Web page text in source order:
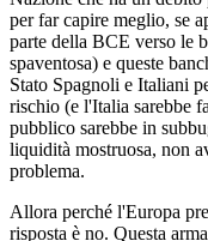
per far capire meglio, se
parte della BCE verso le
spaventosa) e queste
Stato Spagnoli e Italiani
rischio (e l'Italia sarebbe
pubblico sarebbe in
liquidità mostruosa, non
problema.
Allora perché l'Europa
risposta è no. Questa